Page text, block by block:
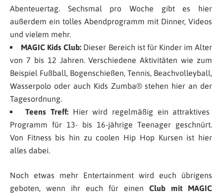
Abenteuertag. Sechsmal pro Woche gibt es hier
außerdem ein tolles Abendprogramm mit Dinner, Videos
und vielem mehr.
MAGIC Kids Club: Dieser Bereich ist für Kinder im Alter
von 7 bis 12 Jahren. Verschiedene Aktivitäten wie zum
Beispiel Fußball, Bogenschießen, Tennis, Beachvolleyball,
Wasserpolo oder auch Kids Zumba® stehen hier an der
Tagesordnung.
Teens Treff: Hier wird regelmäßig ein attraktives
Programm für 13- bis 16-jährige Teenager geschnürt.
Von Fitness bis hin zu coolen Hip Hop Kursen ist hier
alles dabei.
Noch etwas mehr Entertainment wird euch übrigens
geboten, wenn ihr euch für einen Club mit MAGIC